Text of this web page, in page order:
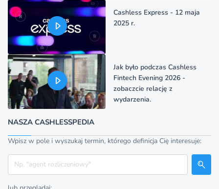
Cashless Express - 12 maja
2025 r.
Jak było podczas Cashless
Fintech Evening 2026 -
zobaczcie relację z
wydarzenia.
NASZA CASHLESSPEDIA
Wpisz w pole i wyszukaj termin, którego definicja Cię interesuje:
Szukaj